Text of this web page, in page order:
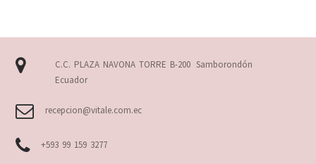
C.C. PLAZA NAVONA TORRE B-200 Samborondón
Ecuador
recepcion@vitale.com.ec
+593 99 159 3277